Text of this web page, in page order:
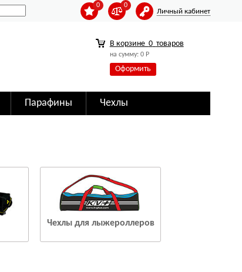
Личный кабинет
0
0
В корзине 0 товаров
на сумму: 0Р
Оформить
Парафины Чехлы
Чехлы для лыжероллеров